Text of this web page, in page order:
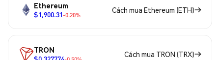
Ethereum
$1,900.31-0.20%
Cách mua Ethereum (ETH)
TRON
Cách mua TRON (TRX)